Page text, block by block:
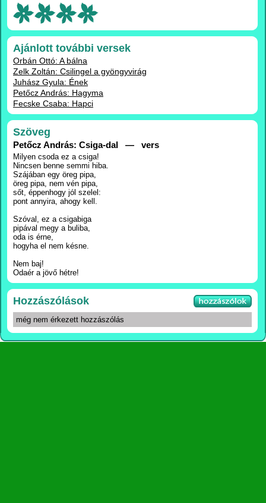
Ajánlott további versek
Orbán Ottó: A bálna
Zelk Zoltán: Csilingel a gyöngyvirág
Juhász Gyula: Ének
Petőcz András: Hagyma
Fecske Csaba: Hapci
Szöveg
Petőcz András: Csiga-dal — vers
Milyen csoda ez a csiga!
Nincsen benne semmi hiba.
Szájában egy öreg pipa,
öreg pipa, nem vén pipa,
sőt, éppenhogy jól szelel:
pont annyira, ahogy kell.
Szóval, ez a csigabiga
pipával megy a buliba,
oda is érne,
hogyha el nem késne.
Nem baj!
Odaér a jövő hétre!
Hozzászólások
még nem érkezett hozzászólás